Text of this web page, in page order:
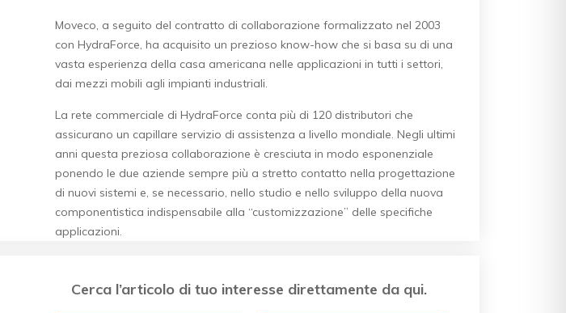
Moveco, a seguito del contratto di collaborazione formalizzato nel 2003
con HydraForce, ha acquisito un prezioso know-how che si basa su di una
vasta esperienza della casa americana nelle applicazioni in tutti i settori,
dai mezzi mobili agli impianti industriali.
La rete commerciale di HydraForce conta più di 120 distributori che
assicurano un capillare servizio di assistenza a livello mondiale. Negli ultimi
anni questa preziosa collaborazione è cresciuta in modo esponenziale
ponendo le due aziende sempre più a stretto contatto nella progettazione
di nuovi sistemi e, se necessario, nello studio e nello sviluppo della nuova
componentistica indispensabile alla “customizzazione” delle specifiche
applicazioni.
Cerca l’articolo di tuo interesse direttamente da qui.